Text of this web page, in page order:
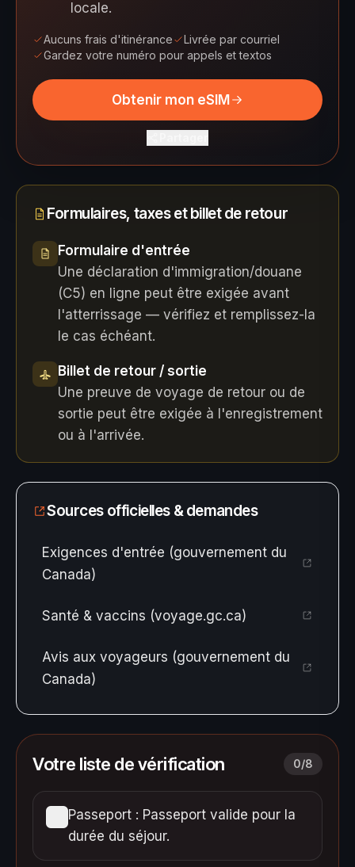
locale.
Aucuns frais d'itinérance
Livrée par courriel
Gardez votre numéro pour appels et textos
Obtenir mon eSIM
Formulaires, taxes et billet de retour
Formulaire d'entrée
Une déclaration d'immigration/douane
(C5) en ligne peut être exigée avant
l'atterrissage — vérifiez et remplissez-la
le cas échéant.
Billet de retour / sortie
Une preuve de voyage de retour ou de
sortie peut être exigée à l'enregistrement
ou à l'arrivée.
Sources officielles & demandes
Exigences d'entrée (gouvernement du
Canada)
Santé & vaccins (voyage.gc.ca)
Avis aux voyageurs (gouvernement du
Canada)
Votre liste de vérification 0/8
Passeport : Passeport valide pour la
durée du séjour.